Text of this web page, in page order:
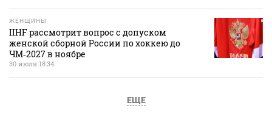
ЖЕНЩИНЫ
IIHF рассмотрит вопрос с допуском
женской сборной России по хоккею до
ЧМ‑2027 в ноябре
30 июля 18:34
ЕЩЕ